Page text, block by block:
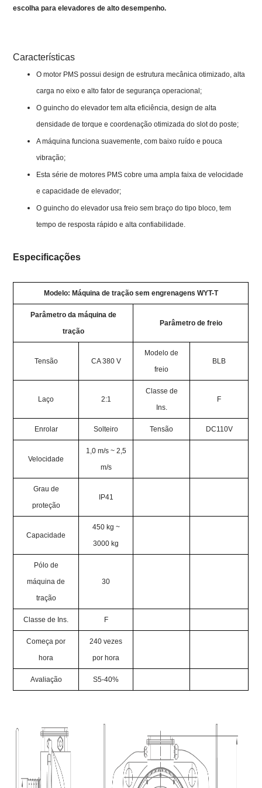
escolha para elevadores de alto desempenho.
Características
O motor PMS possui design de estrutura mecânica otimizado, alta
carga no eixo e alto fator de segurança operacional;
O guincho do elevador tem alta eficiência, design de alta
densidade de torque e coordenação otimizada do slot do poste;
A máquina funciona suavemente, com baixo ruído e pouca
vibração;
Esta série de motores PMS cobre uma ampla faixa de velocidade
e capacidade de elevador;
O guincho do elevador usa freio sem braço do tipo bloco, tem
tempo de resposta rápido e alta confiabilidade.
Especificações
Modelo: Máquina de tração sem engrenagens WYT-T
Parâmetro da máquina de
tração
Parâmetro de freio
Tensão CA 380 V
Modelo de
freio
BLB
Laço 2:1
Classe de
Ins.
F
Enrolar Solteiro Tensão DC110V
Velocidade
1,0 m/s ~ 2,5
m/s
Grau de
proteção
IP41
Capacidade
450 kg ~
3000 kg
Pólo de
máquina de
tração
30
Classe de Ins. F
Começa por
hora
240 vezes
por hora
Avaliação S5-40%